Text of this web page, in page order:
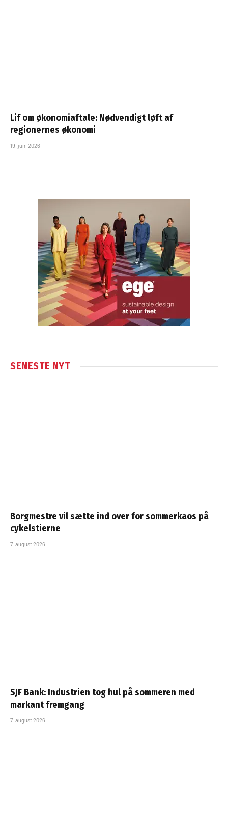
Lif om økonomiaftale: Nødvendigt løft af
regionernes økonomi
19. juni 2026
SENESTE NYT
Borgmestre vil sætte ind over for sommerkaos på
cykelstierne
7. august 2026
SJF Bank: Industrien tog hul på sommeren med
markant fremgang
7. august 2026